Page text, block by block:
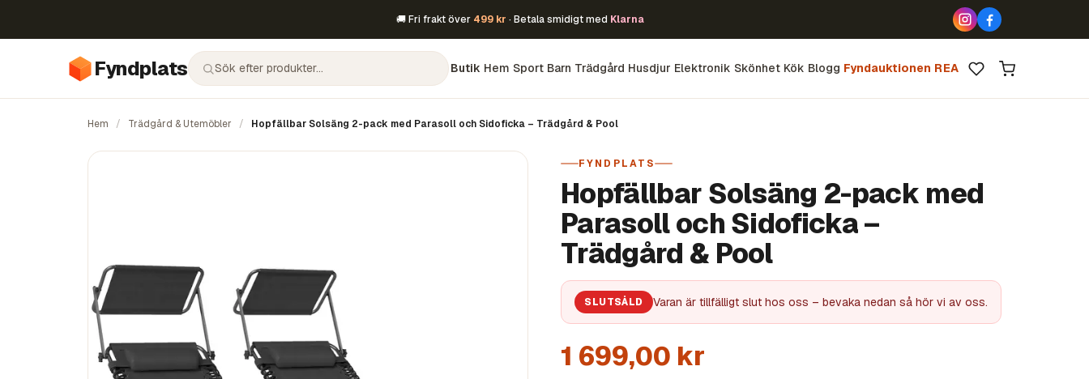
🚚 Fri frakt över 499 kr · Betala smidigt med Klarna
Fyndplats Butik Hem Sport Barn Trädgård Husdjur Elektronik Skönhet Kök Blogg Fyndauktionen REA
Hem / Trädgård & Utemöbler / Hopfällbar Solsäng 2-pack med Parasoll och Sidoficka – Trädgård & Pool
FYNDPLATS
Hopfällbar Solsäng 2-pack med
Parasoll och Sidoficka –
Trädgård & Pool
SLUTSÅLD Varan är tillfälligt slut hos oss – bevaka nedan så hör vi av oss.
1 699,00 kr